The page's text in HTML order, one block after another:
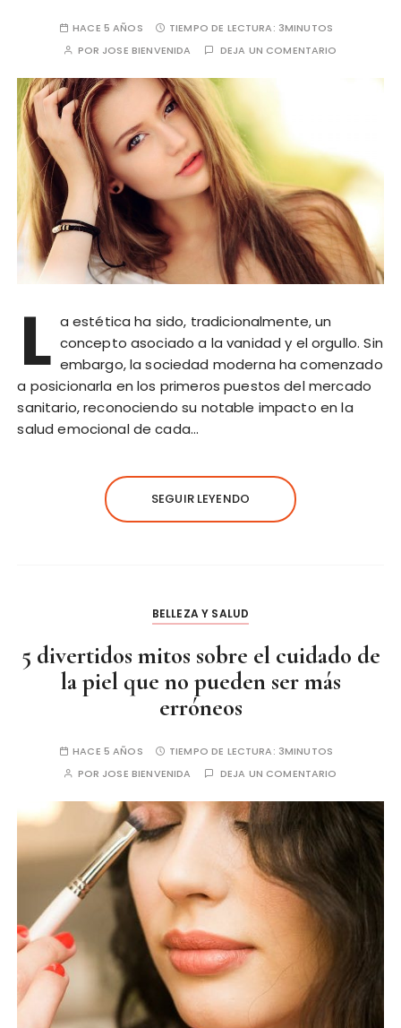
HACE 5 AÑOS TIEMPO DE LECTURA: 3MINUTOS
POR JOSE BIENVENIDA DEJA UN COMENTARIO
L a estética ha sido, tradicionalmente, un
concepto asociado a la vanidad y el orgullo. Sin
embargo, la sociedad moderna ha comenzado
a posicionarla en los primeros puestos del mercado
sanitario, reconociendo su notable impacto en la
salud emocional de cada…
SEGUIR LEYENDO
BELLEZA Y SALUD
5 divertidos mitos sobre el cuidado de
la piel que no pueden ser más
erróneos
HACE 5 AÑOS TIEMPO DE LECTURA: 3MINUTOS
POR JOSE BIENVENIDA DEJA UN COMENTARIO